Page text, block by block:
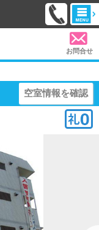
お問合せ
空室情報を確認